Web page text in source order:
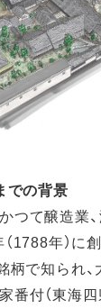
での背景
つて醸造業
1788年）に
柄で知られ
番付（東海